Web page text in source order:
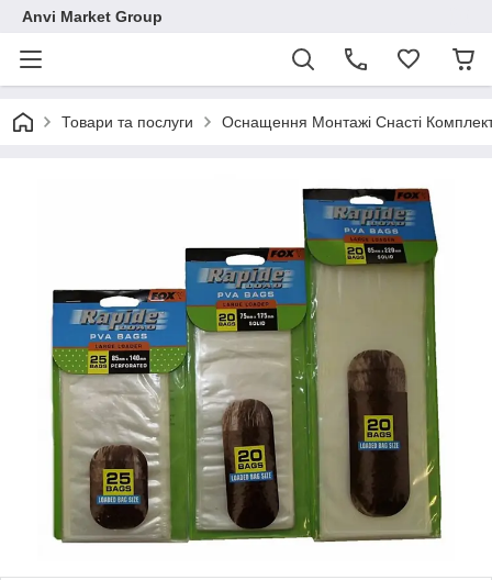
Anvi Market Group
Товари та послуги Оснащення Монтажі Снасті